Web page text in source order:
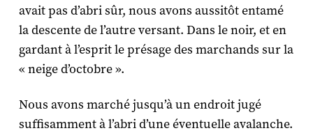
avait pas d’abri sûr, nous avons aussitôt entamé
la descente de l’autre versant. Dans le noir, et en
gardant à l’esprit le présage des marchands sur la
« neige d’octobre ».
Nous avons marché jusqu’à un endroit jugé
suffisamment à l’abri d’une éventuelle avalanche.